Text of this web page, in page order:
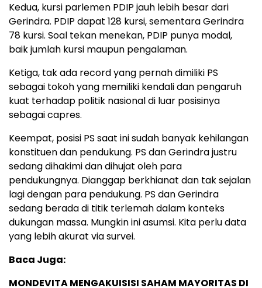
Kedua, kursi parlemen PDIP jauh lebih besar dari
Gerindra. PDIP dapat 128 kursi, sementara Gerindra
78 kursi. Soal tekan menekan, PDIP punya modal,
baik jumlah kursi maupun pengalaman.
Ketiga, tak ada record yang pernah dimiliki PS
sebagai tokoh yang memiliki kendali dan pengaruh
kuat terhadap politik nasional di luar posisinya
sebagai capres.
Keempat, posisi PS saat ini sudah banyak kehilangan
konstituen dan pendukung. PS dan Gerindra justru
sedang dihakimi dan dihujat oleh para
pendukungnya. Dianggap berkhianat dan tak sejalan
lagi dengan para pendukung. PS dan Gerindra
sedang berada di titik terlemah dalam konteks
dukungan massa. Mungkin ini asumsi. Kita perlu data
yang lebih akurat via survei.
Baca Juga:
MONDEVITA MENGAKUISISI SAHAM MAYORITAS DI